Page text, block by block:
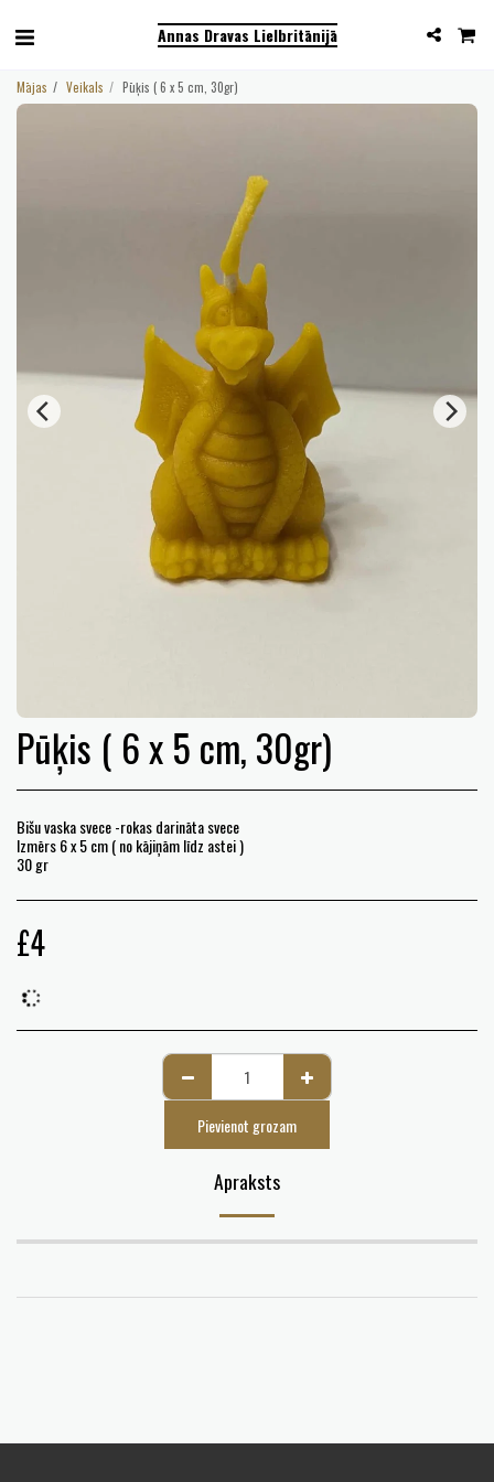
Annas Dravas Lielbritānijā
Mājas Veikals Pūķis ( 6 x 5 cm, 30gr)
Pūķis ( 6 x 5 cm, 30gr)
Bišu vaska svece -rokas darināta svece
Izmērs 6 x 5 cm ( no kājiņām līdz astei )
30 gr
£4
Pievienot grozam
Apraksts